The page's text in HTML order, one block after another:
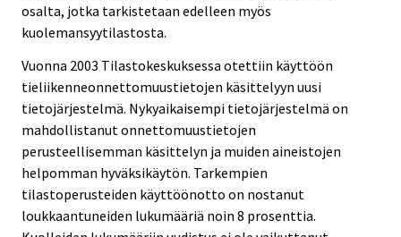
osalta, jotka tarkistetaan edelleen myös
kuolemansyytilastosta.
Vuonna 2003 Tilastokeskuksessa otettiin käyttöön
tieliikenneonnettomuustietojen käsittelyyn uusi
tietojärjestelmä. Nykyaikaisempi tietojärjestelmä on
mahdollistanut onnettomuustietojen
perusteellisemman käsittelyn ja muiden aineistojen
helpomman hyväksikäytön. Tarkempien
tilastoperusteiden käyttöönotto on nostanut
loukkaantuneiden lukumääriä noin 8 prosenttia.